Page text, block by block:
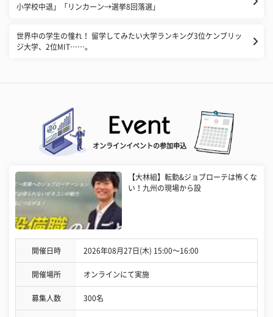
小学校中退」「リンカーン→選挙8回落選」
世界中の学生の憧れ！ 留学してみたい大学ランキング3位ケンブリッ
ジ大学、2位MIT……。
オンラインイベントの参加申込
【大林組】転勤&ジョブローテは怖くな
い！九州の現場から設
開催日時 2026年08月27日(木) 15:00〜16:00
開催場所 オンラインにて実施
募集人数 300名